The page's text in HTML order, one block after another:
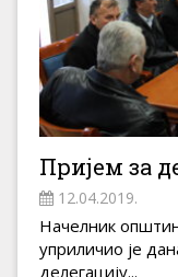
Пријем за
12.04.2019.
Начелник
уприличио је
делегацију...